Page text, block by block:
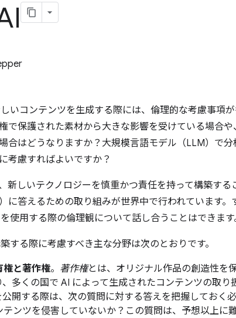
いコンテンツを生成する際には、倫理的な考慮事項
で保護された素材から大きな影響を受けている場合
合はどうなりますか？大規模言語モデル（LLM）で
考慮すればよいですか？
新しいテクノロジーを慎重かつ責任を持って構築する
に答えるための取り組みが世界中で行われています
使用する際の倫理観について話し合うことはできます
する際に考慮すべき主な分野は次のとおりです。
権と著作権。 著作権とは、オリジナル作品の創造性を
、多くの国で AI によって生成されたコンテンツの取り
開する際は、次の質問に対する答えを把握しておく
ンツを侵害していないか？この質問は、予想以上に